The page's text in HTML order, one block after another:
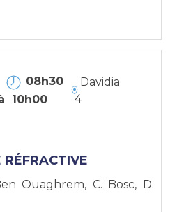
08h30
10h00
Davidia
4
RÉFRACTIVE
Ouaghrem, C. Bosc, D.